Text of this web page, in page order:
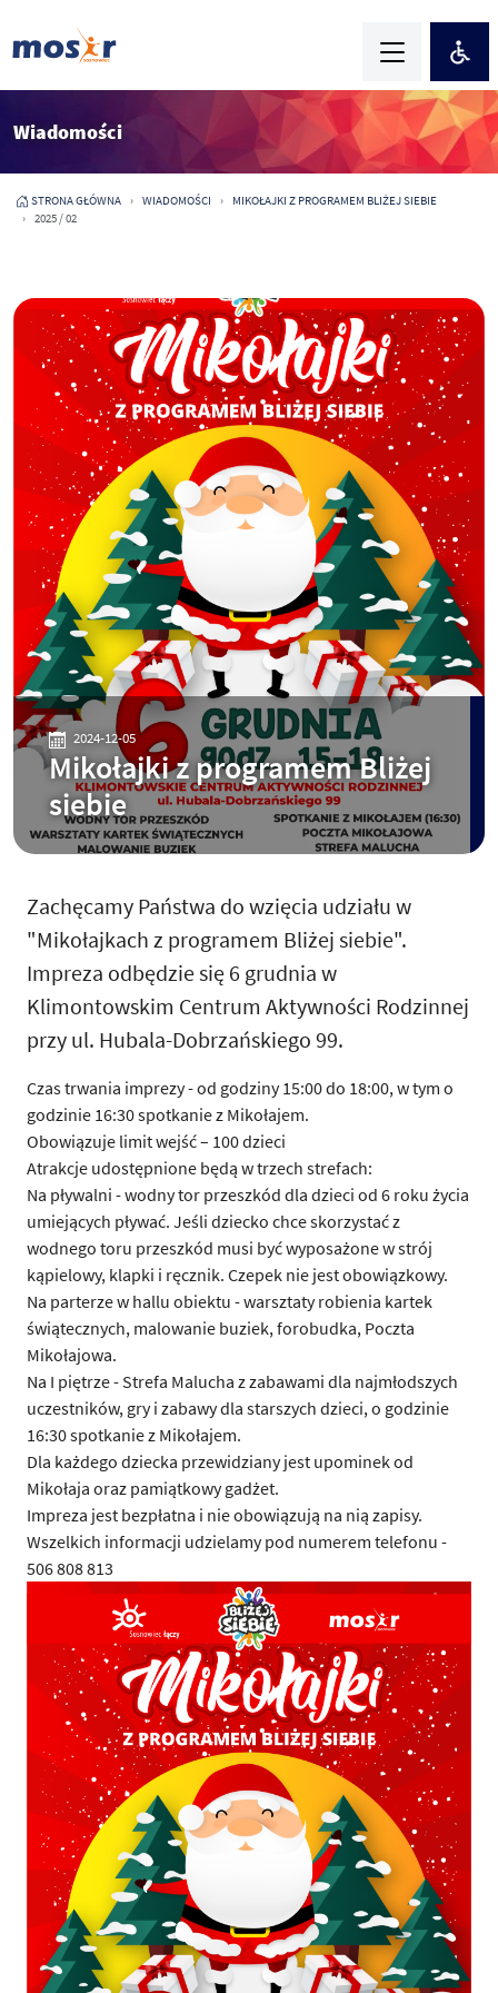
Wiadomości
STRONA GŁÓWNA WIADOMOŚCI
MIKOŁAJKI Z PROGRAMEM BLIŻEJ SIEBIE
2025 / 02
2024-12-05
Mikołajki z programem Bliżej
siebie
Zachęcamy Państwa do wzięcia udziału w
"Mikołajkach z programem Bliżej siebie".
Impreza odbędzie się 6 grudnia w
Klimontowskim Centrum Aktywności Rodzinnej
przy ul. Hubala-Dobrzańskiego 99.
Czas trwania imprezy - od godziny 15:00 do 18:00, w tym o
godzinie 16:30 spotkanie z Mikołajem.
Obowiązuje limit wejść – 100 dzieci
Atrakcje udostępnione będą w trzech strefach:
Na pływalni - wodny tor przeszkód dla dzieci od 6 roku życia
umiejących pływać. Jeśli dziecko chce skorzystać z
wodnego toru przeszkód musi być wyposażone w strój
kąpielowy, klapki i ręcznik. Czepek nie jest obowiązkowy.
Na parterze w hallu obiektu - warsztaty robienia kartek
świątecznych, malowanie buziek, forobudka, Poczta
Mikołajowa.
Na I piętrze - Strefa Malucha z zabawami dla najmłodszych
uczestników, gry i zabawy dla starszych dzieci, o godzinie
16:30 spotkanie z Mikołajem.
Dla każdego dziecka przewidziany jest upominek od
Mikołaja oraz pamiątkowy gadżet.
Impreza jest bezpłatna i nie obowiązują na nią zapisy.
Wszelkich informacji udzielamy pod numerem telefonu -
506 808 813